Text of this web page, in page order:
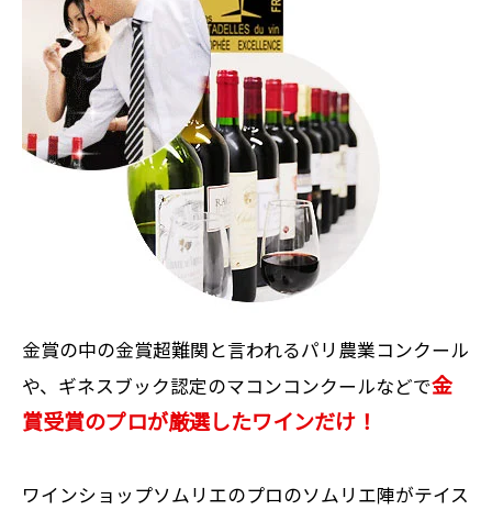
金賞の中の金賞超難関と言われるパリ農業コンクール
や、ギネスブック認定のマコンコンクールなどで金
賞受賞のプロが厳選したワインだけ！
ワインショップソムリエのプロのソムリエ陣がテイス